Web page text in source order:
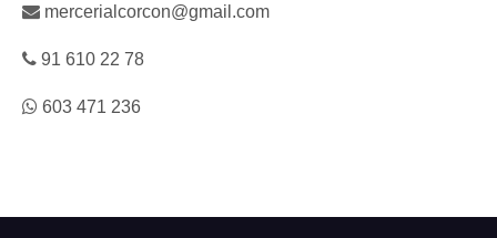
mercerialcorcon@gmail.com
91 610 22 78
603 471 236